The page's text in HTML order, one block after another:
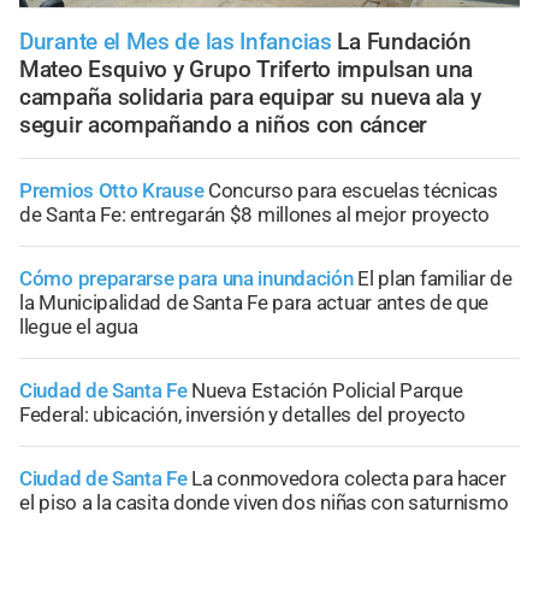
Durante el Mes de las Infancias La Fundación
Mateo Esquivo y Grupo Triferto impulsan una
campaña solidaria para equipar su nueva ala y
seguir acompañando a niños con cáncer
Premios Otto Krause Concurso para escuelas técnicas
de Santa Fe: entregarán $8 millones al mejor proyecto
Cómo prepararse para una inundación El plan familiar de
la Municipalidad de Santa Fe para actuar antes de que
llegue el agua
Ciudad de Santa Fe Nueva Estación Policial Parque
Federal: ubicación, inversión y detalles del proyecto
Ciudad de Santa Fe La conmovedora colecta para hacer
el piso a la casita donde viven dos niñas con saturnismo